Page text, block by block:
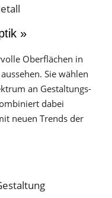
»
Oberflächen in
Sie wählen
an Gestaltungs­
dabei
neuen Trends der